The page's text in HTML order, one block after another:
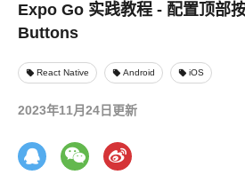
Expo Go 实践教程 - 配置顶部
Buttons
local_offer React Native local_offer Android local_offer iOS
2023年11月24日更新